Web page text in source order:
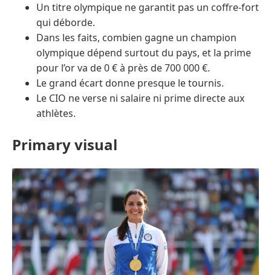
Un titre olympique ne garantit pas un coffre-fort
qui déborde.
Dans les faits, combien gagne un champion
olympique dépend surtout du pays, et la prime
pour l’or va de 0 € à près de 700 000 €.
Le grand écart donne presque le tournis.
Le CIO ne verse ni salaire ni prime directe aux
athlètes.
Primary visual